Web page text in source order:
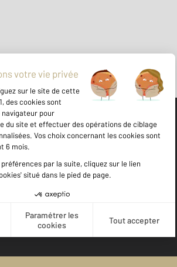
500 m ©Mappy
Votre agence est notée
Achat